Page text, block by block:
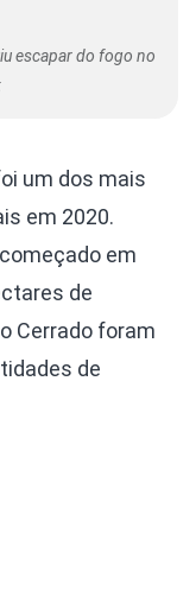
escapar do fogo no
um dos mais
em 2020.
em
de
Cerrado foram
de